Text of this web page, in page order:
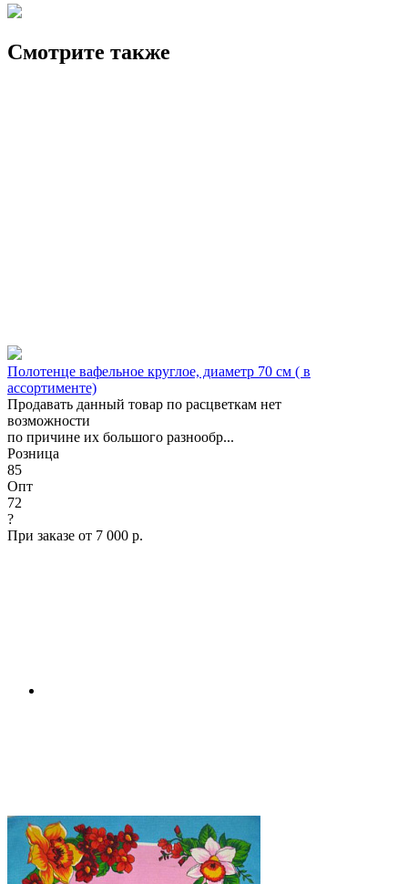
Смотрите также
Полотенце вафельное круглое, диаметр 70 см ( в
ассортименте)
Продавать данный товар по расцветкам нет
возможности
по причине их большого разнообр...
Розница
85
Опт
72
?
При заказе от 7 000 р.
О нас